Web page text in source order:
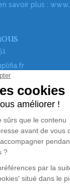
savoir plus :
erreur